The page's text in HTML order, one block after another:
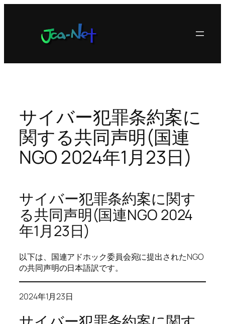
ッ
サイバー犯罪条約案に
関する共同声明(国連
NGO 2024年1月23日)
サイバー犯罪条約案に関す
る共同声明(国連NGO 2024
年1月23日)
以下は、国連アドホック委員会宛に提出されたNGO
の共同声明の日本語訳です。
2024年1月23日